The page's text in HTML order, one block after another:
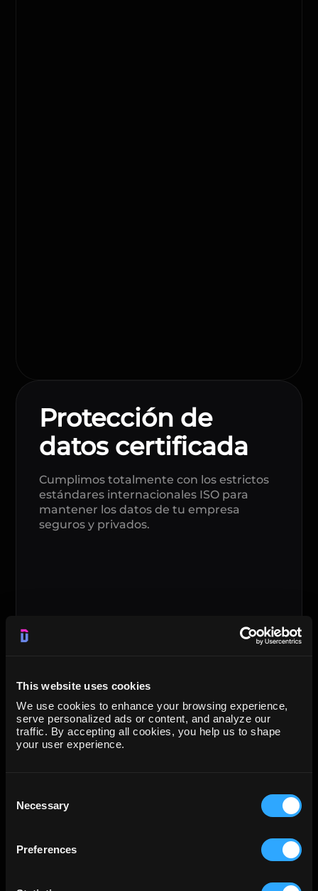
This website uses cookies
We use cookies to enhance your browsing experience,
serve personalized ads or content, and analyze our
traffic. By accepting all cookies, you help us to shape
your user experience.
Selection
Necessary
Preferences
Protección de
datos certificada
Cumplimos totalmente con los estrictos
estándares internacionales ISO para
mantener los datos de tu empresa
seguros y privados.